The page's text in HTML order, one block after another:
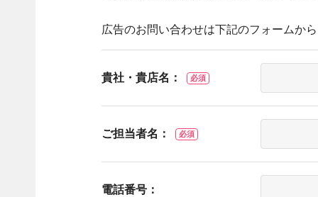
広告のお問い合わせは下記のフォームか
貴社・貴店名： 必須
ご担当者名： 必須
電話番号：